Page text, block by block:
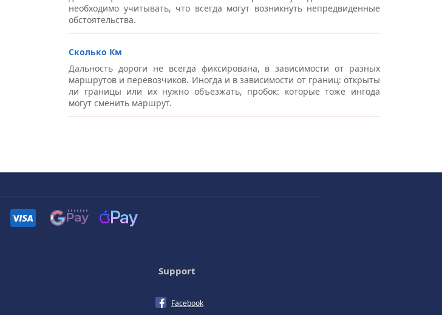
необходимо учитывать, что всегда могут возникнуть непредвиденные
обстоятельства.
Сколько Км
Дальность дороги не всегда фиксирована, в зависимости от разных
маршрутов и перевозчиков. Иногда и в зависимости от границ: открыты
ли границы или их нужно объезжать, пробок: которые тоже ингода
могут сменить маршрут.
Support
Facebook